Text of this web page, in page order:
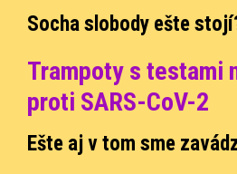
Socha slobody ešte
Trampoty s testami
proti SARS-CoV-2
Ešte aj v tom sme